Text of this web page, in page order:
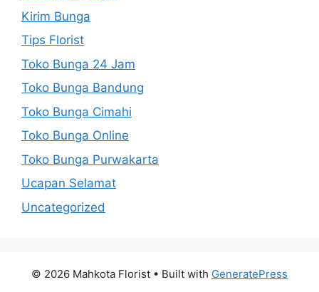
Kirim Bunga
Tips Florist
Toko Bunga 24 Jam
Toko Bunga Bandung
Toko Bunga Cimahi
Toko Bunga Online
Toko Bunga Purwakarta
Ucapan Selamat
Uncategorized
© 2026 Mahkota Florist • Built with GeneratePress